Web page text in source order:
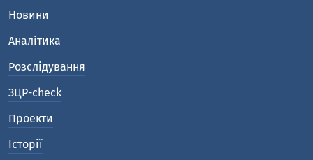
Новини
Аналітика
Розслідування
ЗЦР-check
Проекти
Історії